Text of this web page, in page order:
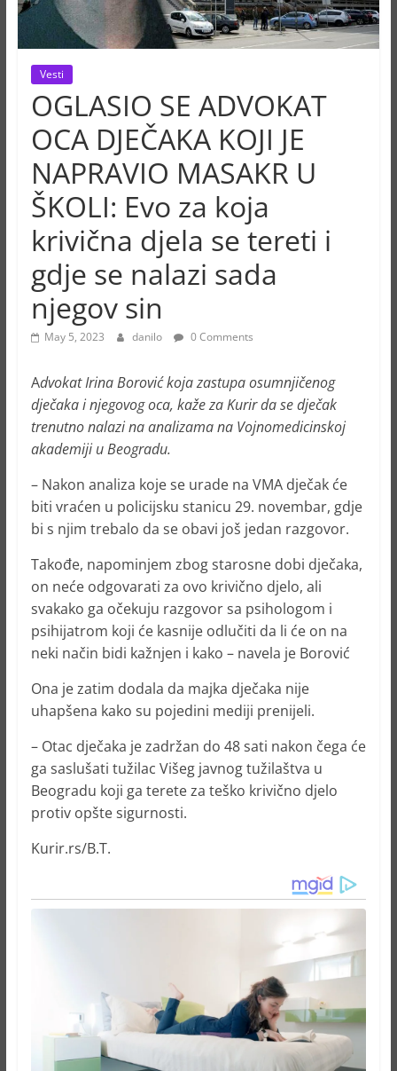
Vesti
OGLASIO SE ADVOKAT
OCA DJEČAKA KOJI JE
NAPRAVIO MASAKR U
ŠKOLI: Evo za koja
krivična djela se tereti i
gdje se nalazi sada
njegov sin
May 5, 2023 danilo 0 Comments
Advokat Irina Borović koja zastupa osumnjičenog
dječaka i njegovog oca, kaže za Kurir da se dječak
trenutno nalazi na analizama na Vojnomedicinskoj
akademiji u Beogradu.
– Nakon analiza koje se urade na VMA dječak će
biti vraćen u policijsku stanicu 29. novembar, gdje
bi s njim trebalo da se obavi još jedan razgovor.
Takođe, napominjem zbog starosne dobi dječaka,
on neće odgovarati za ovo krivično djelo, ali
svakako ga očekuju razgovor sa psihologom i
psihijatrom koji će kasnije odlučiti da li će on na
neki način bidi kažnjen i kako – navela je Borović
Ona je zatim dodala da majka dječaka nije
uhapšena kako su pojedini mediji prenijeli.
– Otac dječaka je zadržan do 48 sati nakon čega će
ga saslušati tužilac Višeg javnog tužilaštva u
Beogradu koji ga terete za teško krivično djelo
protiv opšte sigurnosti.
Kurir.rs/B.T.